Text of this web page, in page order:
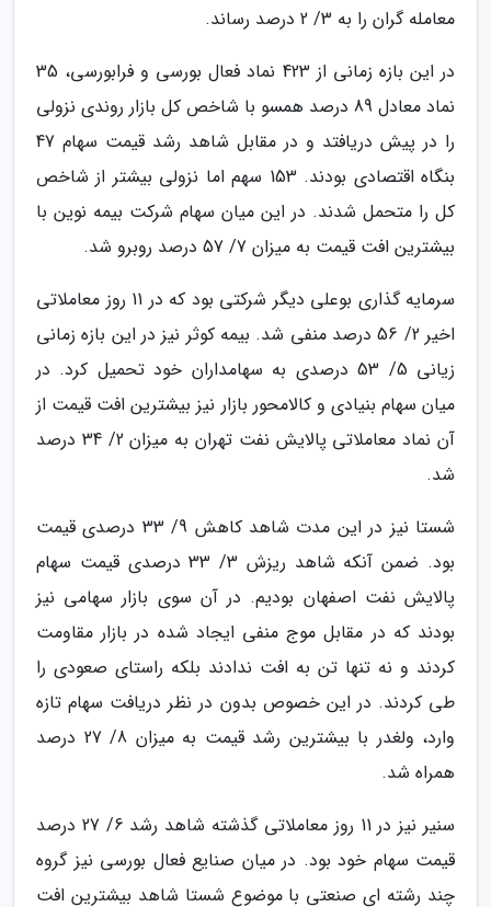
معامله گران را به 3/ 2 درصد رساند.
در این بازه زمانی از 423 نماد فعال بورسی و فرابورسی، 35
نماد معادل 89 درصد همسو با شاخص کل بازار روندی نزولی
را در پیش دریافتد و در مقابل شاهد رشد قیمت سهام 47
بنگاه اقتصادی بودند. 153 سهم اما نزولی بیشتر از شاخص
کل را متحمل شدند. در این میان سهام شرکت بیمه نوین با
بیشترین افت قیمت به میزان 7/ 57 درصد روبرو شد.
سرمایه گذاری بوعلی دیگر شرکتی بود که در 11 روز معاملاتی
اخیر 2/ 56 درصد منفی شد. بیمه کوثر نیز در این بازه زمانی
زیانی 5/ 53 درصدی به سهامداران خود تحمیل کرد. در
میان سهام بنیادی و کالامحور بازار نیز بیشترین افت قیمت از
آن نماد معاملاتی پالایش نفت تهران به میزان 2/ 34 درصد
شد.
شستا نیز در این مدت شاهد کاهش 9/ 33 درصدی قیمت
بود. ضمن آنکه شاهد ریزش 3/ 33 درصدی قیمت سهام
پالایش نفت اصفهان بودیم. در آن سوی بازار سهامی نیز
بودند که در مقابل موج منفی ایجاد شده در بازار مقاومت
کردند و نه تنها تن به افت ندادند بلکه راستای صعودی را
طی کردند. در این خصوص بدون در نظر دریافت سهام تازه
وارد، ولغدر با بیشترین رشد قیمت به میزان 8/ 27 درصد
همراه شد.
سنیر نیز در 11 روز معاملاتی گذشته شاهد رشد 6/ 27 درصد
قیمت سهام خود بود. در میان صنایع فعال بورسی نیز گروه
چند رشته ای صنعتی با موضوع شستا شاهد بیشترین افت